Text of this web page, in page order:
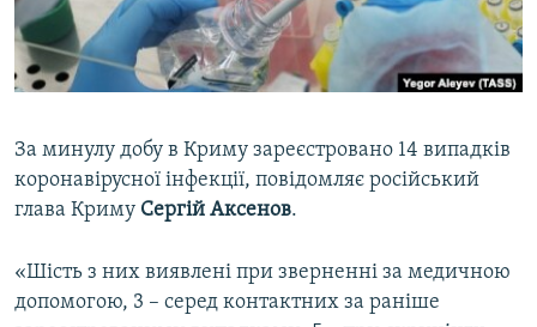
ВІДЕОУРОКИ «ELIFBE»
СВІДЧЕННЯ ОКУПАЦІЇ
ІНФОГРАФІКА
Русский
Qırımtatar
ДОЛУЧАЙСЯ!
Усі сайти RFE/RL
За минулу добу в Криму зареєстровано 14 випадків
коронавірусної інфекції, повідомляє російський
глава Криму Сергій Аксенов.
«Шість з них виявлені при зверненні за медичною
допомогою, 3 – серед контактних за раніше